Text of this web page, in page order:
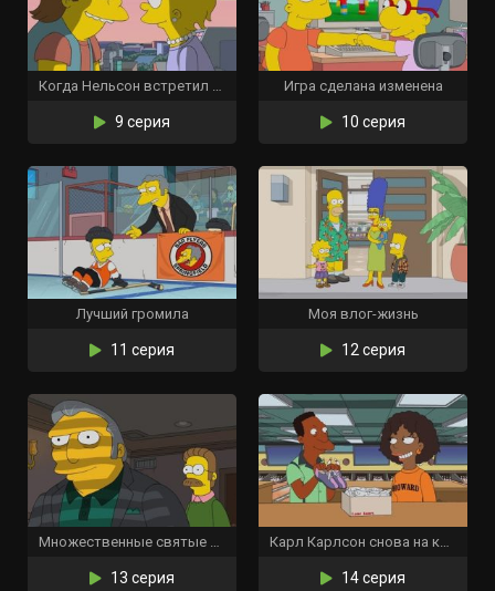
Когда Нельсон встретил Лизу
9 серия
Игра сделана изменена
10 серия
Лучший громила
11 серия
Моя влог-жизнь
12 серия
Множественные святые Спрингфилда
13 серия
Карл Карлсон снова на коне
14 серия